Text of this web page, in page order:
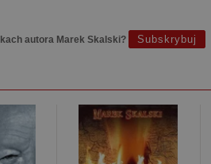
autora Marek Skalski? Subskrybuj